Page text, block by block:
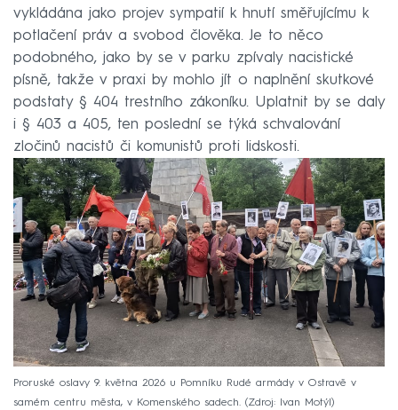
vykládána jako projev sympatií k hnutí směřujícímu k
potlačení práv a svobod člověka. Je to něco
podobného, jako by se v parku zpívaly nacistické
písně, takže v praxi by mohlo jít o naplnění skutkové
podstaty § 404 trestního zákoníku. Uplatnit by se daly
i § 403 a 405, ten poslední se týká schvalování
zločinů nacistů či komunistů proti lidskosti.
Proruské oslavy 9. května 2026 u Pomníku Rudé armády v Ostravě v
samém centru města, v Komenského sadech.
Zdroj: Ivan Motýl